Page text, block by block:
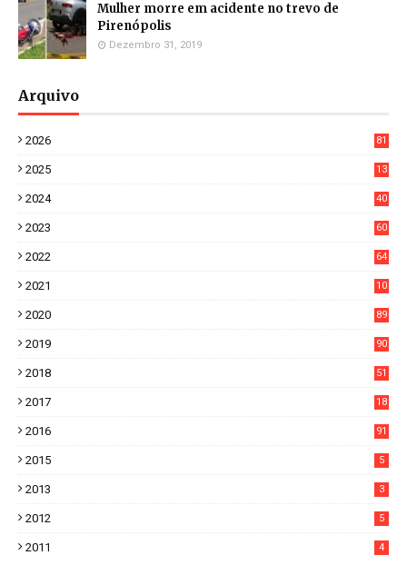
Mulher morre em acidente no trevo de
Pirenópolis
Dezembro 31, 2019
Arquivo
2026
81
2025
13
2024
40
2023
60
2022
64
2021
10
2020
89
2019
90
2018
51
2017
18
2016 91
2015 5
2013 3
2012 5
2011 4